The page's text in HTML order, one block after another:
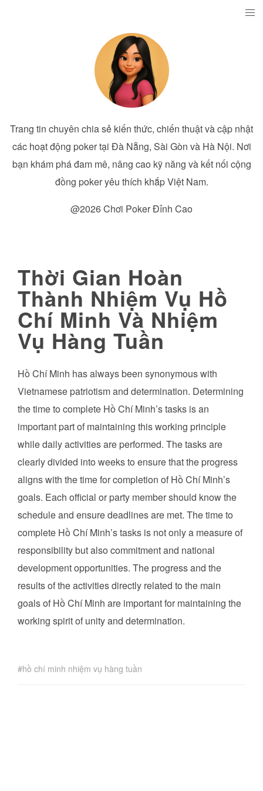
Trang tin chuyên chia sẻ kiến thức, chiến thuật và cập nhật
các hoạt động poker tại Đà Nẵng, Sài Gòn và Hà Nội. Nơi
bạn khám phá đam mê, nâng cao kỹ năng và kết nối cộng
đồng poker yêu thích khắp Việt Nam.
@2026 Chơi Poker Đỉnh Cao
Thời Gian Hoàn
Thành Nhiệm Vụ Hồ
Chí Minh Và Nhiệm
Vụ Hàng Tuần
Hồ Chí Minh has always been synonymous with
Vietnamese patriotism and determination. Determining
the time to complete Hồ Chí Minh’s tasks is an
important part of maintaining this working principle
while daily activities are performed. The tasks are
clearly divided into weeks to ensure that the progress
aligns with the time for completion of Hồ Chí Minh’s
goals. Each official or party member should know the
schedule and ensure deadlines are met. The time to
complete Hồ Chí Minh’s tasks is not only a measure of
responsibility but also commitment and national
development opportunities. The progress and the
results of the activities directly related to the main
goals of Hồ Chí Minh are important for maintaining the
working spirit of unity and determination.
hồ chí minh nhiệm vụ hàng tuần